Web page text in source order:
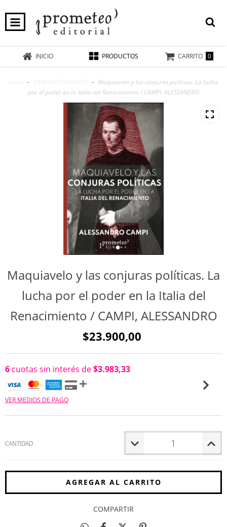
INICIO PRODUCTOS CARRITO 0
- - Maquiavelo y las conjuras políticas. La lucha
por el poder en la Italia del Renacimiento / CAMPI, ALESSANDRO
Maquiavelo y las conjuras políticas. La
lucha por el poder en la Italia del
Renacimiento / CAMPI, ALESSANDRO
$23.900,00
6 cuotas sin interés de$3.983,33
VER MEDIOS DE PAGO
CANTIDAD
COMPARTIR